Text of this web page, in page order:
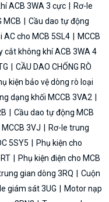
ACB 3WA 3 cực
Rơ-le
MCB
Cầu dao tự động
AC cho MCB 5SL4
MCCB
cắt không khí ACB 3WA 4
CẦU DAO CHỐNG RÒ
kiện bảo vệ dòng rò loại
dạng khối MCCB 3VA2
Cầu dao tự động MCB
3VJ
Rơ-le trung
5SY5
Phụ kiện cho
Phụ kiện điện cho MCB
gian dòng 3RQ
Cuộn
giám sát 3UG
Motor nạp